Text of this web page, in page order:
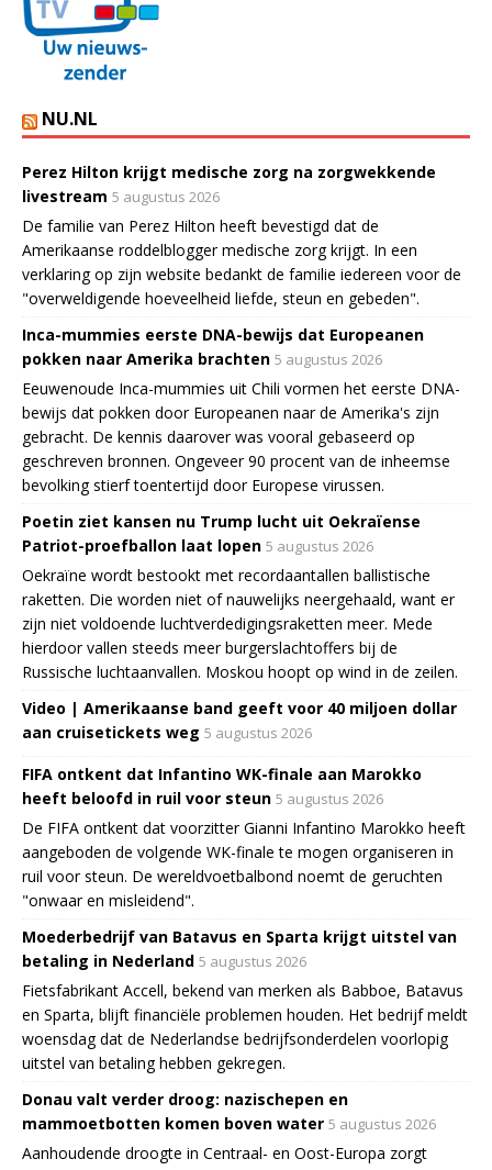
NU.NL
Perez Hilton krijgt medische zorg na zorgwekkende
livestream 5 augustus 2026
De familie van Perez Hilton heeft bevestigd dat de
Amerikaanse roddelblogger medische zorg krijgt. In een
verklaring op zijn website bedankt de familie iedereen voor de
"overweldigende hoeveelheid liefde, steun en gebeden".
Inca-mummies eerste DNA-bewijs dat Europeanen
pokken naar Amerika brachten 5 augustus 2026
Eeuwenoude Inca-mummies uit Chili vormen het eerste DNA-
bewijs dat pokken door Europeanen naar de Amerika's zijn
gebracht. De kennis daarover was vooral gebaseerd op
geschreven bronnen. Ongeveer 90 procent van de inheemse
bevolking stierf toentertijd door Europese virussen.
Poetin ziet kansen nu Trump lucht uit Oekraïense
Patriot-proefballon laat lopen 5 augustus 2026
Oekraïne wordt bestookt met recordaantallen ballistische
raketten. Die worden niet of nauwelijks neergehaald, want er
zijn niet voldoende luchtverdedigingsraketten meer. Mede
hierdoor vallen steeds meer burgerslachtoffers bij de
Russische luchtaanvallen. Moskou hoopt op wind in de zeilen.
Video | Amerikaanse band geeft voor 40 miljoen dollar
aan cruisetickets weg 5 augustus 2026
FIFA ontkent dat Infantino WK-finale aan Marokko
heeft beloofd in ruil voor steun 5 augustus 2026
De FIFA ontkent dat voorzitter Gianni Infantino Marokko heeft
aangeboden de volgende WK-finale te mogen organiseren in
ruil voor steun. De wereldvoetbalbond noemt de geruchten
"onwaar en misleidend".
Moederbedrijf van Batavus en Sparta krijgt uitstel van
betaling in Nederland 5 augustus 2026
Fietsfabrikant Accell, bekend van merken als Babboe, Batavus
en Sparta, blijft financiële problemen houden. Het bedrijf meldt
woensdag dat de Nederlandse bedrijfsonderdelen voorlopig
uitstel van betaling hebben gekregen.
Donau valt verder droog: nazischepen en
mammoetbotten komen boven water 5 augustus 2026
Aanhoudende droogte in Centraal- en Oost-Europa zorgt